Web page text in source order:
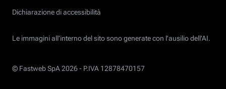
Dichiarazione di accessibilità
Le immagini all’interno del sito sono generate con l'ausilio dell'AI.
© Fastweb SpA 2026 - P.IVA 12878470157